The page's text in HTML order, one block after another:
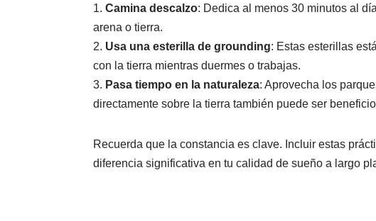
1. Camina descalzo: Dedica al menos 30 minutos al
arena o tierra.
2. Usa una esterilla de grounding: Estas esterillas
con la tierra mientras duermes o trabajas.
3. Pasa tiempo en la naturaleza: Aprovecha los
directamente sobre la tierra también puede ser
Recuerda que la constancia es clave. Incluir estas
diferencia significativa en tu calidad de sueño a largo